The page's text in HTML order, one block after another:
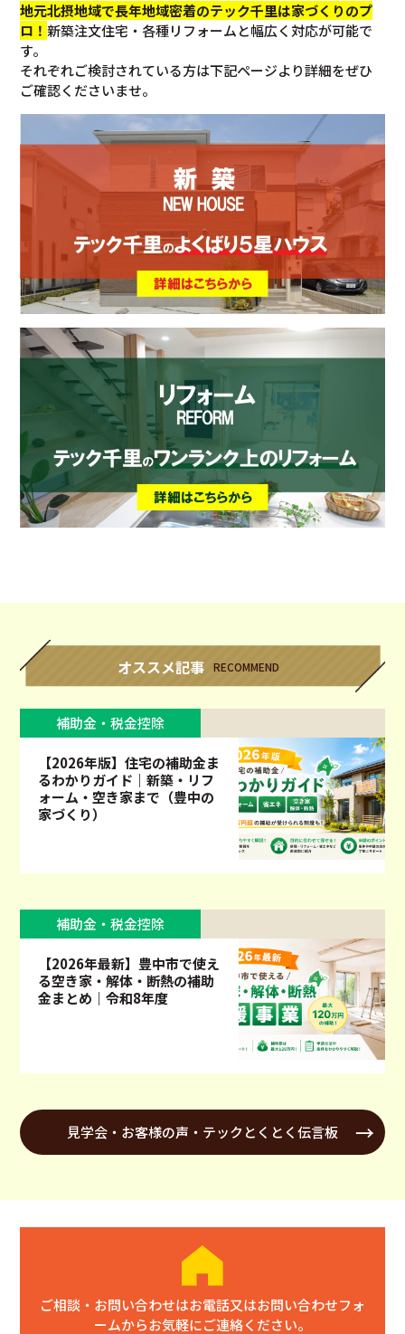
地元北摂地域で長年地域密着のテック千里は家づくりのプ
ロ！新築注文住宅・各種リフォームと幅広く対応が可能で
す。
それぞれご検討されている方は下記ページより詳細をぜひ
ご確認くださいませ。
オススメ記事 RECOMMEND
補助金・税金控除
【2026年版】住宅の補助金ま
るわかりガイド｜新築・リフ
ォーム・空き家まで（豊中の
家づくり）
補助金・税金控除
【2026年最新】豊中市で使え
る空き家・解体・断熱の補助
金まとめ｜令和8年度
見学会・お客様の声・テックとくとく伝言板
ご相談・お問い合わせはお電話又はお問い合わせフォ
ームからお気軽にご連絡ください。